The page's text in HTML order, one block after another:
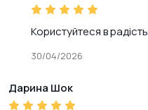
Користуйтеся в радість
30/04/2026
Дарина Шок